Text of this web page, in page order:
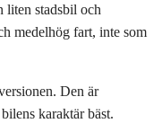
liten stadsbil och
medelhög fart, inte som
Den är
karaktär bäst.